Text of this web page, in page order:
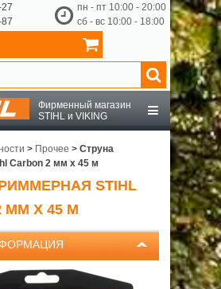
пн - пт 10:00 - 20:00
сб - вс 10:00 - 18:00
Фирменный магазин
STIHL и VIKING
> Прочее > Струна
Carbon 2 мм х 45 м
STIHL
ММ Х 45 М